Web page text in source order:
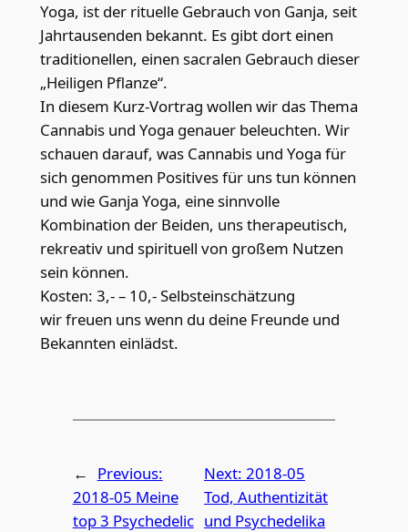
Yoga, ist der rituelle Gebrauch von Ganja, seit
Jahrtausenden bekannt. Es gibt dort einen
traditionellen, einen sacralen Gebrauch dieser
„Heiligen Pflanze“.
In diesem Kurz-Vortrag wollen wir das Thema
Cannabis und Yoga genauer beleuchten. Wir
schauen darauf, was Cannabis und Yoga für
sich genommen Positives für uns tun können
und wie Ganja Yoga, eine sinnvolle
Kombination der Beiden, uns therapeutisch,
rekreativ und spirituell von großem Nutzen
sein können.
Kosten: 3,- – 10,- Selbsteinschätzung
wir freuen uns wenn du deine Freunde und
Bekannten einlädst.
←
Previous:
2018-05 Meine
top 3 Psychedelic
Next: 2018-05
Tod, Authentizität
und Psychedelika